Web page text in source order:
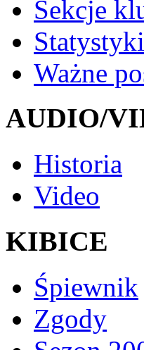
Sekcje
Statystyki
Ważne
AUDIO/
Historia
Video
KIBICE
Śpiewnik
Zgody